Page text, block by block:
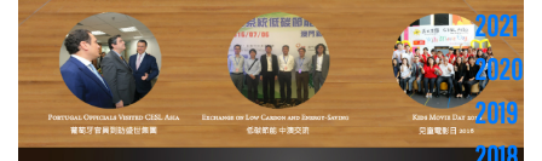
2021
2020
2019